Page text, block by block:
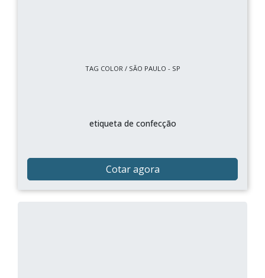
TAG COLOR / SÃO PAULO - SP
etiqueta de confecção
Cotar agora